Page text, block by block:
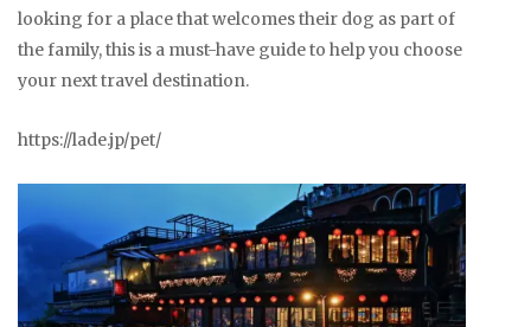
looking for a place that welcomes their dog as part of
the family, this is a must-have guide to help you choose
your next travel destination.
https://lade.jp/pet/